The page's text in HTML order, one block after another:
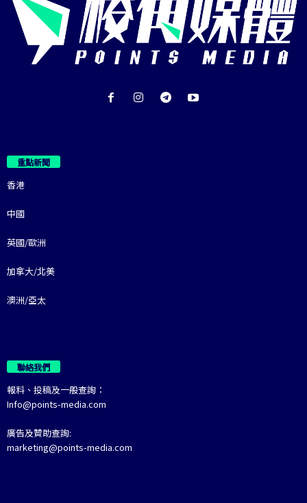
重點新聞
香港
中國
英國/歐洲
加拿大/北美
澳洲/亞太
聯絡我們
報料、投稿及一般查詢：
Info@points-media.com
廣告及贊助查詢:
marketing@points-media.com